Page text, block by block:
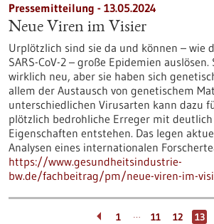
Pressemitteilung - 13.05.2024
Neue Viren im Visier
Urplötzlich sind sie da und können – wie
SARS-CoV-2 – große Epidemien
wirklich neu, aber sie haben sich
allem der Austausch von genetischem
unterschiedlichen Virusarten kann dazu
plötzlich bedrohliche Erreger mit
Eigenschaften entstehen. Das legen
Analysen eines internationalen
https://www.gesundheitsindustrie-
bw.de/fachbeitrag/pm/neue-viren-im-
1 … 11 12 13